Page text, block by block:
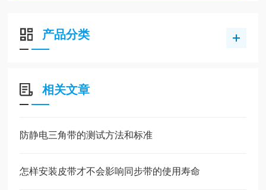
产品分类
相关文章
防静电三角带的测试方法和标准
怎样安装皮带才不会影响同步带的使用寿命